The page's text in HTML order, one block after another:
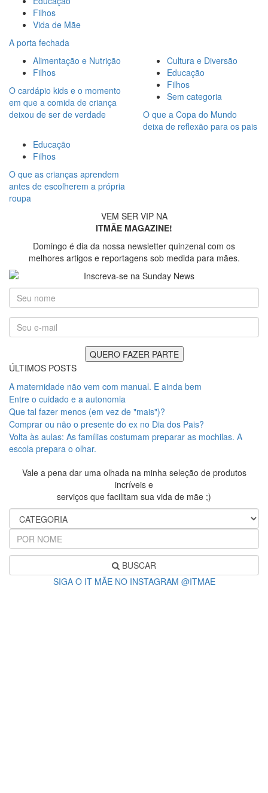
Filhos
Vida de Mãe
A porta fechada
Alimentação e Nutrição
Filhos
O cardápio kids e o momento
em que a comida de criança
deixou de ser de verdade
Cultura e Diversão
Educação
Filhos
Sem categoria
O que a Copa do Mundo
deixa de reflexão para os pais
Educação
Filhos
O que as crianças aprendem
antes de escolherem a própria
roupa
VEM SER VIP NA
ITMÃE MAGAZINE!
Domingo é dia da nossa newsletter quinzenal com os
melhores artigos e reportagens sob medida para mães.
ÚLTIMOS POSTS
A maternidade não vem com manual. E ainda bem
Entre o cuidado e a autonomia
Que tal fazer menos (em vez de "mais")?
Comprar ou não o presente do ex no Dia dos Pais?
Volta às aulas: As famílias costumam preparar as mochilas. A
escola prepara o olhar.
Vale a pena dar uma olhada na minha seleção de produtos
incríveis e
serviços que facilitam sua vida de mãe ;)
BUSCAR
SIGA O IT MÃE NO INSTAGRAM @ITMAE